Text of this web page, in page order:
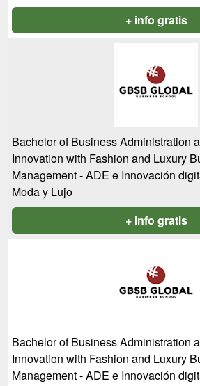
+ info gratis
Bachelor of Business Administration
Innovation with Fashion and Luxury
Management - ADE e Innovación
Moda y Lujo
+ info gratis
Bachelor of Business Administration
Innovation with Fashion and Luxury
Management - ADE e Innovación